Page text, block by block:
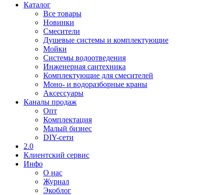
Каталог
Все товары
Новинки
Смесители
Душевые системы и комплектующие
Мойки
Системы водоотведения
Инженерная сантехника
Комплектующие для смесителей
Моно- и водоразборные краны
Аксессуары
Каналы продаж
Опт
Комплектация
Малый бизнес
DIY-сети
2.0
Клиентский сервис
Инфо
О нас
Журнал
Экоблог